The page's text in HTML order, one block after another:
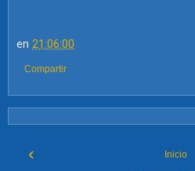
en 21:06:00
Compartir
‹ Inicio